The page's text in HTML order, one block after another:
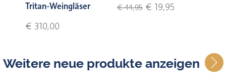
Tritan-Weingläser
€ 310,00
€ 44,95€ 19,95
Weitere neue produkte anzeigen